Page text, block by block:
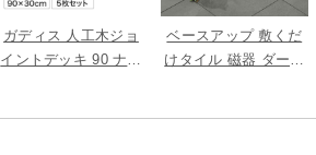
ガディス 人工木ジョ
イントデッキ 90 ナチ
ベースアップ 敷くだ
けタイル 磁器 ダーク